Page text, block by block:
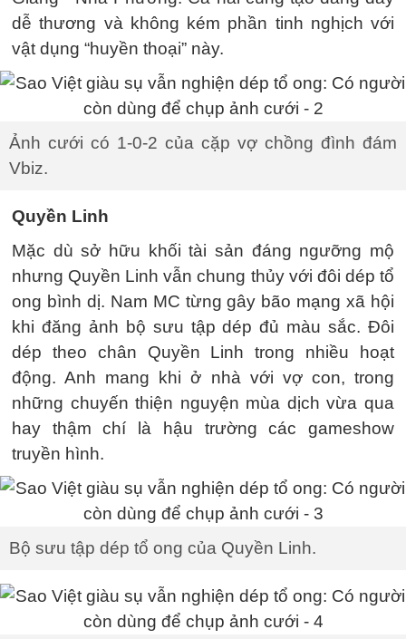
dễ thương và không kém phần tinh nghịch với
vật dụng “huyền thoại” này.
Ảnh cưới có 1-0-2 của cặp vợ chồng đình đám
Vbiz.
Quyền Linh
Mặc dù sở hữu khối tài sản đáng ngưỡng mộ
nhưng Quyền Linh vẫn chung thủy với đôi dép tổ
ong bình dị. Nam MC từng gây bão mạng xã hội
khi đăng ảnh bộ sưu tập dép đủ màu sắc. Đôi
dép theo chân Quyền Linh trong nhiều hoạt
động. Anh mang khi ở nhà với vợ con, trong
những chuyến thiện nguyện mùa dịch vừa qua
hay thậm chí là hậu trường các gameshow
truyền hình.
Bộ sưu tập dép tổ ong của Quyền Linh.